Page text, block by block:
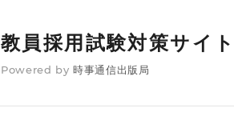
教員採用試験対策サイト
Powered by 時事通信出版局